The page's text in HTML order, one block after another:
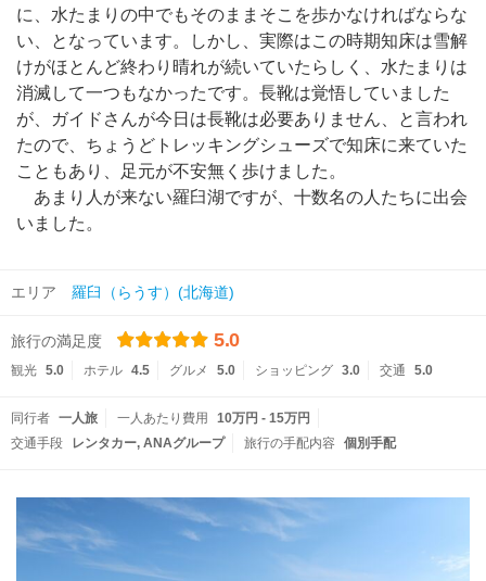
に、水たまりの中でもそのままそこを歩かなければならな
い、となっています。しかし、実際はこの時期知床は雪解
けがほとんど終わり晴れが続いていたらしく、水たまりは
消滅して一つもなかったです。長靴は覚悟していました
が、ガイドさんが今日は長靴は必要ありません、と言われ
たので、ちょうどトレッキングシューズで知床に来ていた
こともあり、足元が不安無く歩けました。
あまり人が来ない羅臼湖ですが、十数名の人たちに出会
いました。
エリア 羅臼（らうす）(北海道)
旅行の満足度 5.0
観光 5.0 ホテル 4.5 グルメ 5.0 ショッピング 3.0 交通 5.0
同行者 一人旅 一人あたり費用
10万円 - 15万円
交通手段
レンタカー ANAグループ 旅行の手配内容 個別手配